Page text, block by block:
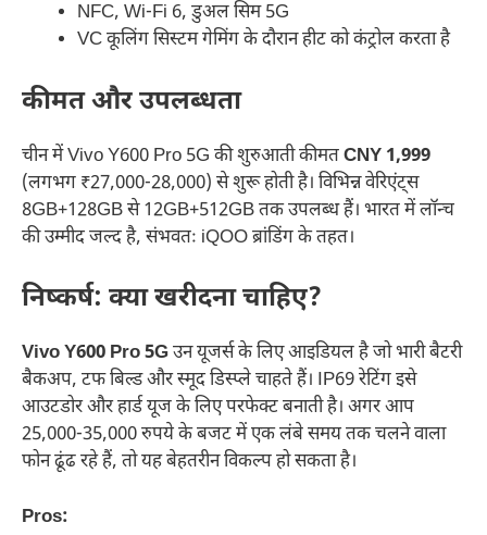
NFC, Wi-Fi 6, डुअल सिम 5G
VC कूलिंग सिस्टम गेमिंग के दौरान हीट को कंट्रोल करता है
कीमत और उपलब्धता
चीन में Vivo Y600 Pro 5G की शुरुआती कीमतCNY 1,999
(लगभग ₹27,000-28,000) से शुरू होती है। विभिन्न वेरिएंट्स
8GB+128GB से 12GB+512GB तक उपलब्ध हैं। भारत में लॉन्च
की उम्मीद जल्द है, संभवतः iQOO ब्रांडिंग के तहत।
निष्कर्ष: क्या खरीदना चाहिए?
Vivo Y600 Pro 5Gउन यूजर्स के लिए आइडियल है जो भारी बैटरी
बैकअप, टफ बिल्ड और स्मूद डिस्प्ले चाहते हैं। IP69 रेटिंग इसे
आउटडोर और हार्ड यूज के लिए परफेक्ट बनाती है। अगर आप
25,000-35,000 रुपये के बजट में एक लंबे समय तक चलने वाला
फोन ढूंढ रहे हैं, तो यह बेहतरीन विकल्प हो सकता है।
Pros: